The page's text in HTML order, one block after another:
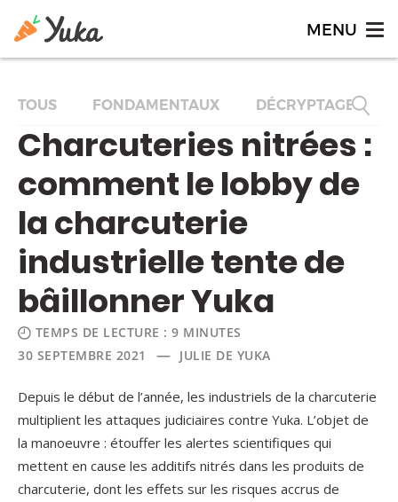
TOUS FONDAMENTAUX DÉCRYPTAGES
Charcuteries nitrées :
comment le lobby de
la charcuterie
industrielle tente de
bâillonner Yuka
TEMPS DE LECTURE : 9 MINUTES
30 SEPTEMBRE 2021
— JULIE DE YUKA
Depuis le début de l’année, les industriels de la charcuterie
multiplient les attaques judiciaires contre Yuka. L’objet de
la manoeuvre : étouffer les alertes scientifiques qui
mettent en cause les additifs nitrés dans les produits de
charcuterie, dont les effets sur les risques accrus de